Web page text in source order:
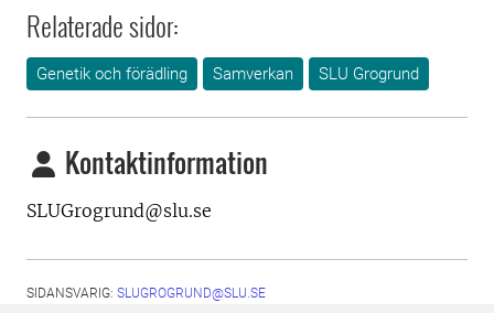
Relaterade sidor:
Genetik och förädling Samverkan SLU Grogrund
Kontaktinformation
SLUGrogrund@slu.se
SIDANSVARIG: SLUGROGRUND@SLU.SE